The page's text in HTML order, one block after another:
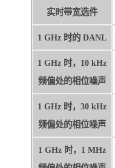
实时带宽选件
1 GHz 时的 DANL
1 GHz 时，10 kHz
频偏处的相位噪声
1 GHz 时，30 kHz
频偏处的相位噪声
1 GHz 时，1 MHz